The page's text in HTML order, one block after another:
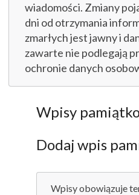
wiadomości. Zmiany
dni od otrzymania
zmarłych jest jawny i
zawarte nie podlegają
ochronie danych
Wpisy
Dodaj wpis
Wpisy obowiązuje